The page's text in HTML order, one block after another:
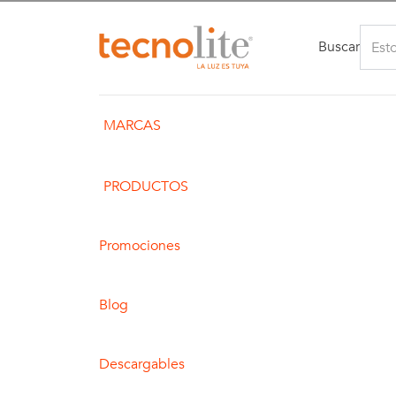
Buscar
MARCAS
PRODUCTOS
Promociones
Blog
Descargables